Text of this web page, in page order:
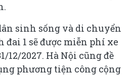
sinh sống và di chuyển
1 sẽ được miễn phí xe
12/2027. Hà Nội cũng đề
phương tiện công cộng